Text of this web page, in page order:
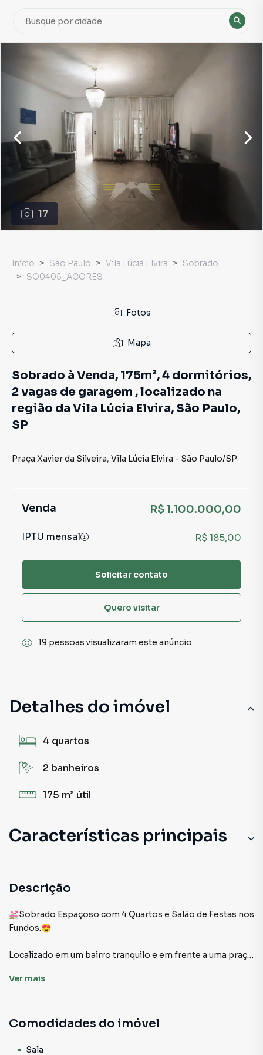
17
Detalhes do imóvel
4 quartos
2 banheiros
175 m² útil
Características principais
Descrição
💒Sobrado Espaçoso com 4 Quartos e Salão de Festas nos
Fundos.😍
Localizado em um bairro tranquilo e em frente a uma praça
elegância. Com escada em mármore e um espaçoso salão
- 4 quartos espaçosos
Ver mais
Comodidades do imóvel
Sala
Início São Paulo Vila Lúcia Elvira
Sobrado
SO0405_ACORES
Fotos
Mapa
Sobrado à Venda, 175m², 4 dormitórios,
2 vagas de garagem , localizado na
região da Vila Lúcia Elvira, São Paulo,
SP
Praça Xavier da Silveira, Vila Lúcia Elvira - São Paulo/SP
Venda R$ 1.100.000,00
IPTU mensal R$ 185,00
Solicitar contato
Quero visitar
19 pessoas visualizaram este anúncio